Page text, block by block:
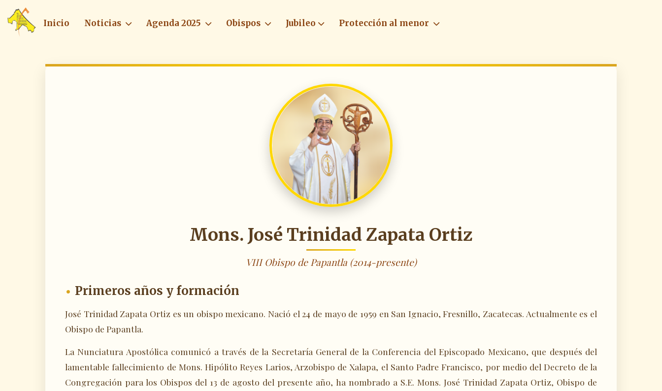
Inicio Noticias Agenda 2025 Obispos Jubileo Protección al menor
Mons. José Trinidad Zapata Ortiz
VIII Obispo de Papantla (2014-presente)
Primeros años y formación
José Trinidad Zapata Ortiz es un obispo mexicano. Nació el 24 de mayo de 1959 en San Ignacio, Fresnillo, Zacatecas. Actualmente es el
Obispo de Papantla.
La Nunciatura Apostólica comunicó a través de la Secretaría General de la Conferencia del Episcopado Mexicano, que después del
lamentable fallecimiento de Mons. Hipólito Reyes Larios, Arzobispo de Xalapa, el Santo Padre Francisco, por medio del Decreto de la
Congregación para los Obispos del 13 de agosto del presente año, ha nombrado a S.E. Mons. José Trinidad Zapata Ortiz, Obispo de